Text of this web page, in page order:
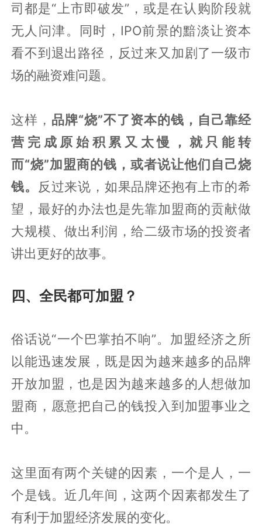
司都是“上市即破发”，或是在认购阶段就
无人问津。同时，IPO前景的黯淡让资本
看不到退出路径，反过来又加剧了一级市
场的融资难问题。
这样， 品牌“烧”不了资本的钱，自己靠经
营完成原始积累又太慢，就只能转
而“烧”加盟商的钱，或者说让他们自己烧
钱。 反过来说，如果品牌还抱有上市的希
望，最好的办法也是先靠加盟商的贡献做
大规模、做出利润，给二级市场的投资者
讲出更好的故事。
四、全民都可加盟？
俗话说“一个巴掌拍不响”。加盟经济之所
以能迅速发展，既是因为越来越多的品牌
开放加盟，也是因为越来越多的人想做加
盟商，愿意把自己的钱投入到加盟事业之
中。
这里面有两个关键的因素，一个是人，一
个是钱。近几年间，这两个因素都发生了
有利于加盟经济发展的变化。